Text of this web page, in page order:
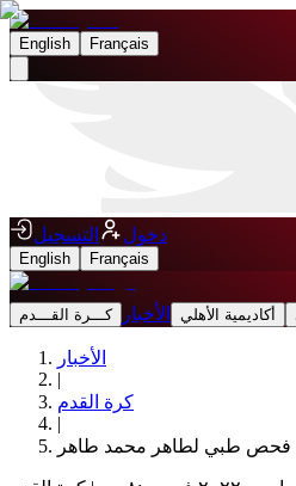
English Français
دخول التسجيل
English Français
كـــرة القـــدم الأخبار أكاديمية الأهلي
الأخبار
|
كرة القدم
|
فحص طبي لطاهر محمد طاهر